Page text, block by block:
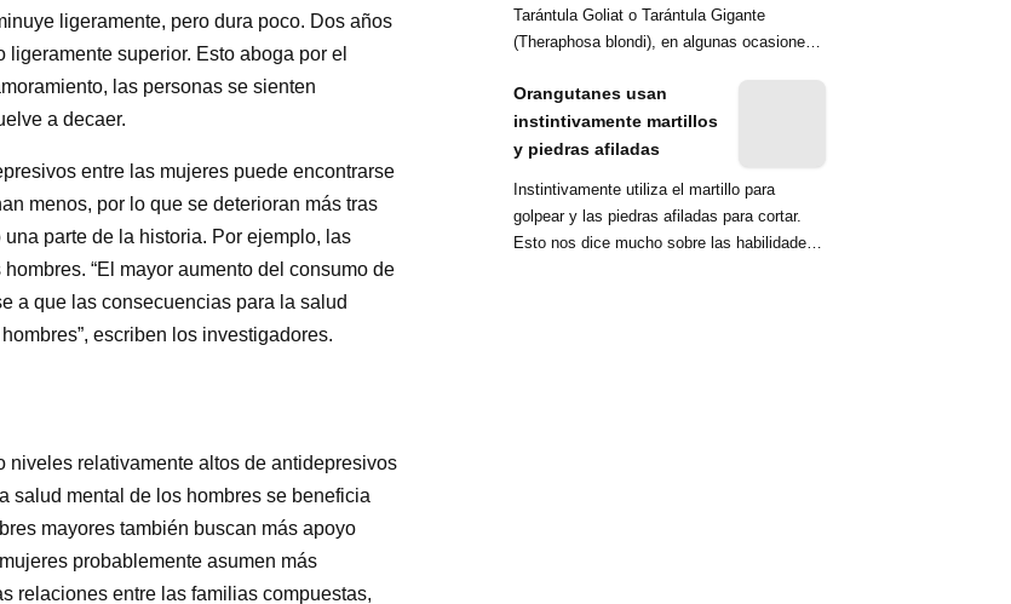
ligeramente, pero dura poco. Dos años
superior. Esto aboga por el
las personas se sienten
a decaer.
entre las mujeres puede encontrarse
menos, por lo que se deterioran más tras
parte de la historia. Por ejemplo, las
“El mayor aumento del consumo de
a que las consecuencias para la salud
escriben los investigadores.
niveles relativamente altos de antidepresivos
salud mental de los hombres se beneficia
mayores también buscan más apoyo
probablemente asumen más
relaciones entre las familias compuestas,
Tarántula Goliat o Tarántula Gigante
(Theraphosa blondi), en algunas ocasiones
Orangutanes usan
instintivamente martillos
y piedras afiladas
Instintivamente utiliza el martillo para
golpear y las piedras afiladas para cortar.
Esto nos dice mucho sobre las habilidades